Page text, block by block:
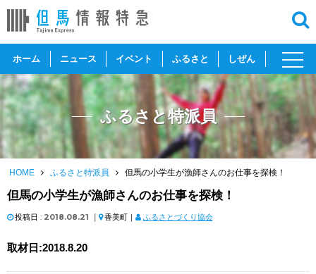
ホーム ニュース イベント ふるさと しぜん
toggle
ふるさと特派員
HOME ふるさと特派員 但馬の小学生が漁師さんのお仕事を探検！
但馬の小学生が漁師さんのお仕事を探検！
投稿日 : 2018.08.21 ｜ 香美町｜ ふるさとづくり協会
取材日:2018.8.20